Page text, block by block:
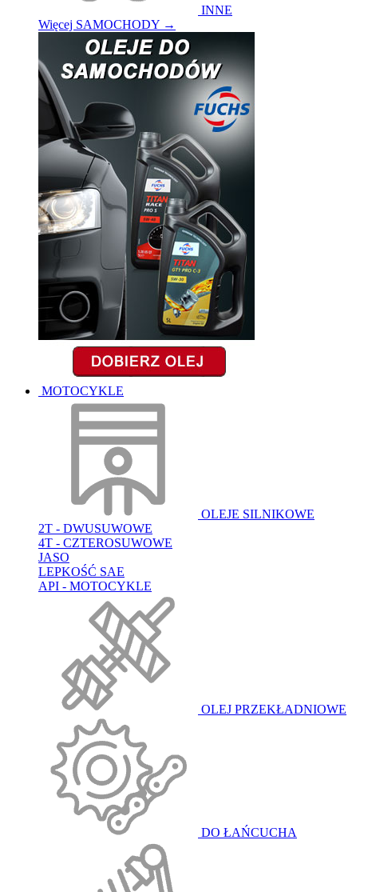
INNE
Więcej SAMOCHODY →
MOTOCYKLE
OLEJE SILNIKOWE
2T - DWUSUWOWE
4T - CZTEROSUWOWE
JASO
LEPKOŚĆ SAE
API - MOTOCYKLE
OLEJ PRZEKŁADNIOWE
DO ŁAŃCUCHA